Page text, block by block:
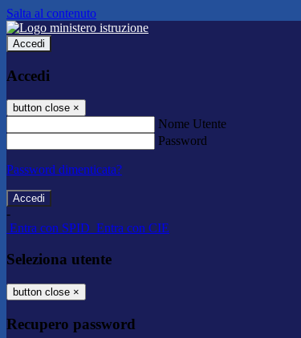
Salta al contenuto
Accedi
Accedi
button close ×
Nome Utente
Password
Password dimenticata?
-
Entra con SPID Entra con CIE
Seleziona utente
button close ×
Recupero password